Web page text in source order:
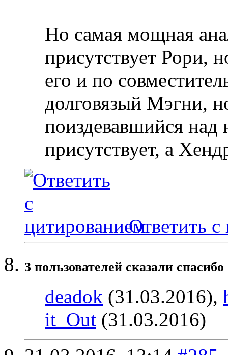
Но самая мощная
присутствует Рори,
его и по
долговязый Мэгни,
поиздевавшийся
присутствует, а
Ответить с
3 пользователей сказали
deadok (31.03.2016),
it_Out (31.03.2016)